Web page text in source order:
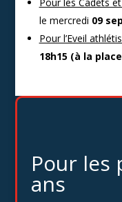
le mercredi 09
Pour l’Eveil
18h15 (à la
Pour les
ans